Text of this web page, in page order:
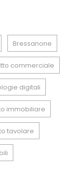
Bressanone
commerciale
digitali
immobiliare
tavolare